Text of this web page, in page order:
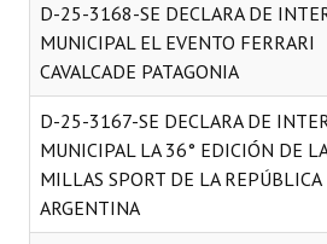
D-25-3168-SE DECLARA DE
MUNICIPAL EL EVENTO FERRARI
CAVALCADE PATAGONIA
D-25-3167-SE DECLARA DE
MUNICIPAL LA 36° EDICIÓN DE
MILLAS SPORT DE LA REPÚBLICA
ARGENTINA